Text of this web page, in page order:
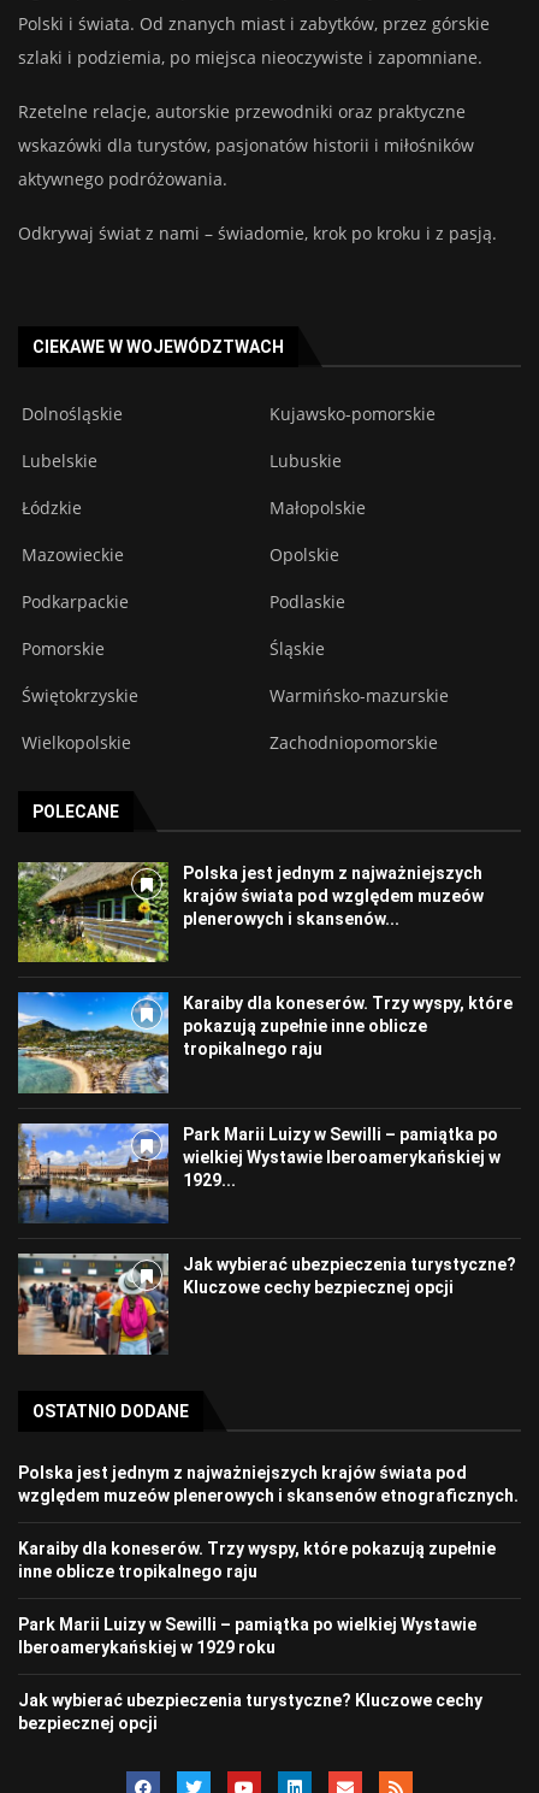
Polski i świata. Od znanych miast i zabytków, przez górskie
szlaki i podziemia, po miejsca nieoczywiste i zapomniane.
Rzetelne relacje, autorskie przewodniki oraz praktyczne
wskazówki dla turystów, pasjonatów historii i miłośników
aktywnego podróżowania.
Odkrywaj świat z nami – świadomie, krok po kroku i z pasją.
CIEKAWE W WOJEWÓDZTWACH
Dolnośląskie Kujawsko-pomorskie
Lubelskie Lubuskie
Łódzkie Małopolskie
Mazowieckie Opolskie
Podkarpackie Podlaskie
Pomorskie Śląskie
Świętokrzyskie Warmińsko-mazurskie
Wielkopolskie Zachodniopomorskie
POLECANE
Polska jest jednym z najważniejszych
krajów świata pod względem muzeów
plenerowych i skansenów...
Karaiby dla koneserów. Trzy wyspy, które
pokazują zupełnie inne oblicze
tropikalnego raju
Park Marii Luizy w Sewilli – pamiątka po
wielkiej Wystawie Iberoamerykańskiej w
1929...
Jak wybierać ubezpieczenia turystyczne?
Kluczowe cechy bezpiecznej opcji
OSTATNIO DODANE
Polska jest jednym z najważniejszych krajów świata pod
względem muzeów plenerowych i skansenów etnograficznych.
Karaiby dla koneserów. Trzy wyspy, które pokazują zupełnie
inne oblicze tropikalnego raju
Park Marii Luizy w Sewilli – pamiątka po wielkiej Wystawie
Iberoamerykańskiej w 1929 roku
Jak wybierać ubezpieczenia turystyczne? Kluczowe cechy
bezpiecznej opcji